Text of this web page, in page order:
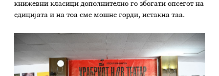
книжевни класици дополнително го збогати опсегот на
едицијата и на тоа сме мошне горди, истакна таа.